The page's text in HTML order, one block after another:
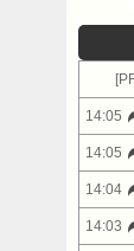
14:05
14:05
14:04
14:03